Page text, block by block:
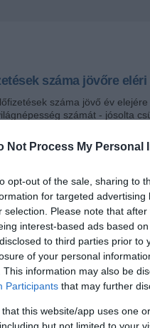
Not Process My Personal
opt-out of the sale, sharing to
for targeted
selection. Please note that
interest-based ads based
to third parties prior
of your personal
This information may also be
Participants that may further
that this website/app uses one
but not limited to your
száma jövőre
száma jövő év
számát - jósolta
szervezet megítélése szerint a
is erős és folyamatos a
technológiai
internet árának
elsősorban Ázsia, a
több mint a fele. Az IUT
mobilpenetráció 2013 végére
fejlődőkben pedig 89-en.